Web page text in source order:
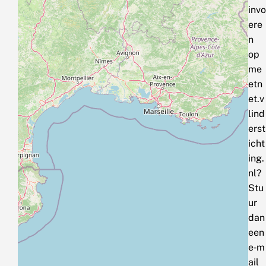
invo
ere
n
op
me
etn
et.v
lind
erst
icht
ing.
nl?
Stu
ur
dan
een
e‑m
ail